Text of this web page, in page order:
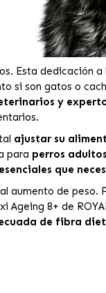
Esta dedicación
si son gatos o
y
ajustar su
para perros
que
aumento de
Ageing 8+ de
de fibra